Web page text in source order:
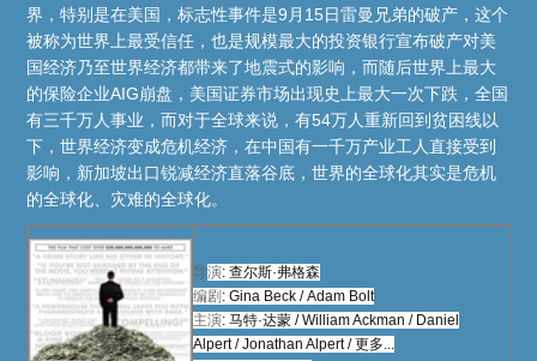
界，特别是在美国，标志性事件是9月15日雷曼兄弟的破产，这个
被称为世界上最受信任，也是规模最大的投资银行宣布破产对美
国经济乃至世界经济都带来了地震式的影响，而随后世界上最大
的保险企业AIG崩盘，美国证券市场出现史上最大一次下跌，全国
有三千万人事业，而对于全球来说，有54万人重新回到贫困线以
下，世界经济变成危机经济，在中国有一千万产业工人直接受到
影响，新加坡出口锐减经济直落谷底，世界的全球化其实是危机
的全球化、灾难的全球化。
导演: 查尔斯·弗格森
编剧 : Gina Beck / Adam Bolt
主演: 马特·达蒙 / William Ackman / Daniel
Alpert / Jonathan Alpert / 更多...